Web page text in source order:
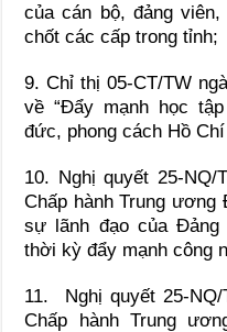
của cán bộ, đảng
chốt các cấp trong tỉnh;
9. Chỉ thị 05-CT/TW
về “Đẩy mạnh học
đức, phong cách Hồ Chí
10. Nghị quyết 25-
Chấp hành Trung ương
sự lãnh đạo của
thời kỳ đẩy mạnh công
11. Nghị quyết 25-
Chấp hành Trung